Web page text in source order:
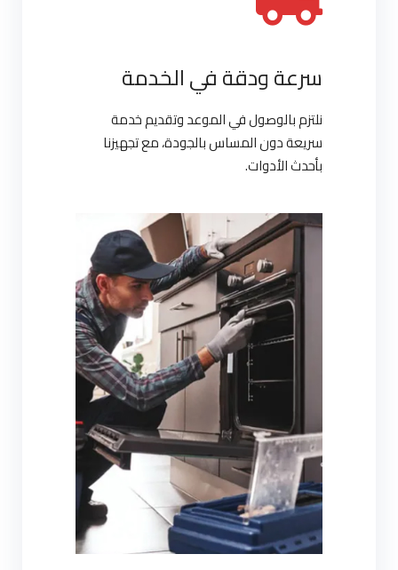
سرعة ودقة في الخدمة
نلتزم بالوصول في الموعد وتقديم خدمة
سريعة دون المساس بالجودة، مع تجهيزنا
بأحدث الأدوات.